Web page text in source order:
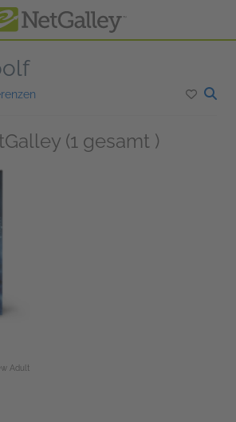
(1 gesamt )
Adult